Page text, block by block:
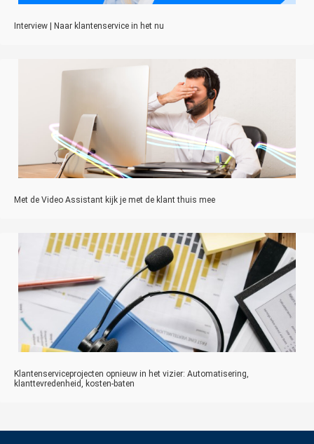
Interview | Naar klantenservice in het nu
Met de Video Assistant kijk je met de klant thuis mee
Klantenserviceprojecten opnieuw in het vizier: Automatisering,
klanttevredenheid, kosten-baten